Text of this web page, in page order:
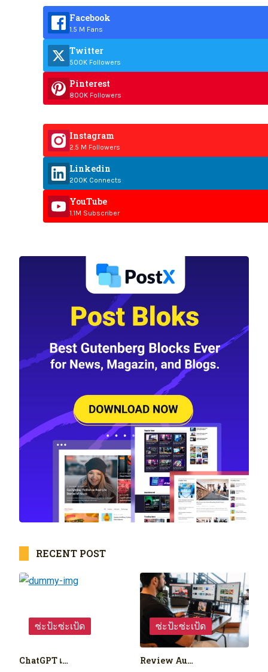
Facebook
1.5 M Fans
Twitter
500K Followers
Pinterest
800K Followers
Instagram
2.5 M Followers
Linkedin
200K Connects
YouTube
1.1M Subscriber
RECENT POST
ซ่ะป้ะซ่ะเป้ด
ChatGPT เ…
ซ่ะป้ะซ่ะเป้ด
Review Au…